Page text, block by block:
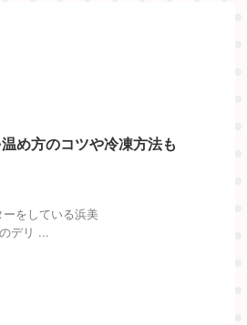
め方のコツや冷凍方法も
をしている浜美
デリ ...